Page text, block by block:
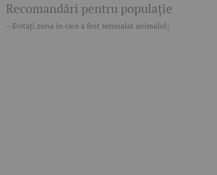
Recomandări pentru populație
– Evitați zona în care a fost semnalat animalul;